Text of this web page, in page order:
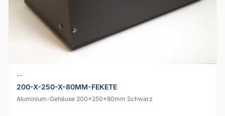
--
200-X-250-X-80MM-FEKETE
Aluminium-Gehäuse 200x250x80mm Schwarz